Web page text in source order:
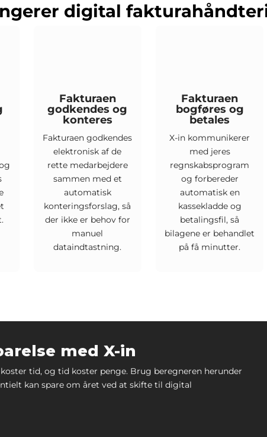
digital
Fakturaen
godkendes og
konteres
Fakturaen godkendes
elektronisk af de
rette medarbejdere
sammen med et
automatisk
konteringsforslag, så
der ikke er behov for
manuel
dataindtastning.
Fakturaen
bogføres og
betales
X-in kommunikerer
med jeres
regnskabsprogram
og forbereder
automatisk en
kassekladde og
betalingsfil, så
bilagene er behandlet
på få minutter.
med X-in
tid, og tid koster penge. Brug beregneren herunder
kan spare om året ved at skifte til digital